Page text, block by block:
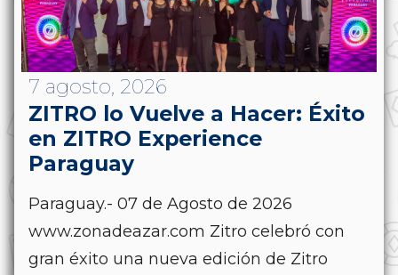
7 agosto, 2026
ZITRO lo Vuelve a Hacer: Éxito
en ZITRO Experience
Paraguay
Paraguay.- 07 de Agosto de 2026
www.zonadeazar.com Zitro celebró con
gran éxito una nueva edición de Zitro